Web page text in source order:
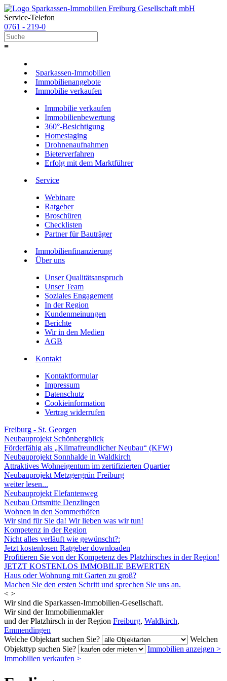
Service-Telefon
0761 - 219-0
≡
Sparkassen-Immobilien
Immobilienangebote
Immobilie verkaufen
Immobilie verkaufen
Immobilienbewertung
360°-Besichtigung
Homestaging
Drohnenaufnahmen
Bieterverfahren
Erfolg mit dem Marktführer
Service
Webinare
Ratgeber
Broschüren
Checklisten
Partner für Bauträger
Immobilienfinanzierung
Über uns
Unser Qualitätsanspruch
Unser Team
Soziales Engagement
In der Region
Kundenmeinungen
Berichte
Wir in den Medien
AGB
Kontakt
Kontaktformular
Impressum
Datenschutz
Cookieinformation
Vertrag widerrufen
Freiburg - St. Georgen
Neubauprojekt Schönbergblick
Förderfähig als „Klimafreundlicher Neubau“ (KFW)
Neubauprojekt Sonnhalde in Waldkirch
Attraktives Wohneigentum im zertifizierten Quartier
Neubauprojekt Metzgergrün Freiburg
weiter lesen...
Neubauprojekt Elefantenweg
Neubau Ortsmitte Denzlingen
Wohnen in den Sommerhöfen
Wir sind für Sie da! Wir lieben was wir tun!
Kompetenz in der Region
Nicht alles verläuft wie gewünscht?:
Jetzt kostenlosen Ratgeber downloaden
Profitieren Sie von der Kompetenz des Platzhirsches in der Region!
JETZT KOSTENLOS IMMOBILIE BEWERTEN
Haus oder Wohnung mit Garten zu groß?
Machen Sie den ersten Schritt und sprechen Sie uns an.
< >
Wir sind die Sparkassen-Immobilien-Gesellschaft.
Wir sind der Immobilienmakler
und der Platzhirsch in der Region Freiburg, Waldkirch,
Emmendingen
Welche Objektart suchen Sie?
Welchen
Objekttyp suchen Sie?
Immobilien anzeigen >
Immobilien verkaufen >